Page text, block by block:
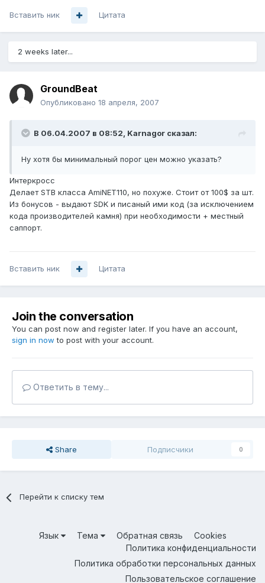
Вставить ник Цитата
2 weeks later...
GroundBeat
Опубликовано 18 апреля, 2007
В 06.04.2007 в 08:52, Karnagor сказал:
Ну хотя бы минимальный порог цен можно указать?
Интеркросс
Делает STB класса AmiNET110, но похуже. Стоит от 100$ за шт.
Из бонусов - выдают SDK и писаный ими код (за исключением
кода производителей камня) при необходимости + местный
саппорт.
Вставить ник Цитата
Join the conversation
You can post now and register later. If you have an account,
sign in now to post with your account.
Ответить в тему...
Share Подписчики 0
Перейти к списку тем
Язык Тема Обратная связь
Cookies
Политика конфиденциальности
Политика обработки персональных данных
Пользовательское соглашение